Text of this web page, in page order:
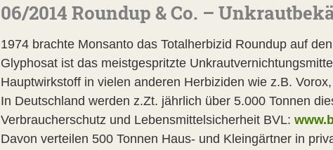
06/2014 Roundup & Co. –
1974 brachte Monsanto das Totalherbizid Roundup auf
Glyphosat ist das meistgespritzte
Hauptwirkstoff in vielen anderen Herbiziden wie z.B.
In Deutschland werden z.Zt. jährlich über 5.000 Tonnen
Verbraucherschutz und Lebensmittelsicherheit BVL:
Davon verteilen 500 Tonnen Haus- und Kleingärtner in